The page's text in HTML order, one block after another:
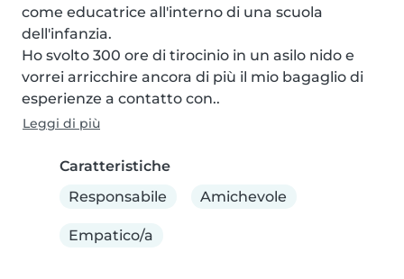
come educatrice all'interno di una scuola
dell'infanzia.
Ho svolto 300 ore di tirocinio in un asilo nido e
vorrei arricchire ancora di più il mio bagaglio di
esperienze a contatto con..
Leggi di più
Caratteristiche
Responsabile
Amichevole
Empatico/a